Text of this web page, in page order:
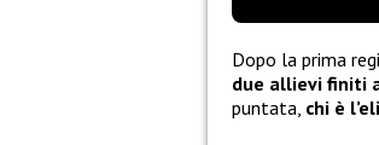
Dopo la prima
due allievi finiti
puntata, chi è